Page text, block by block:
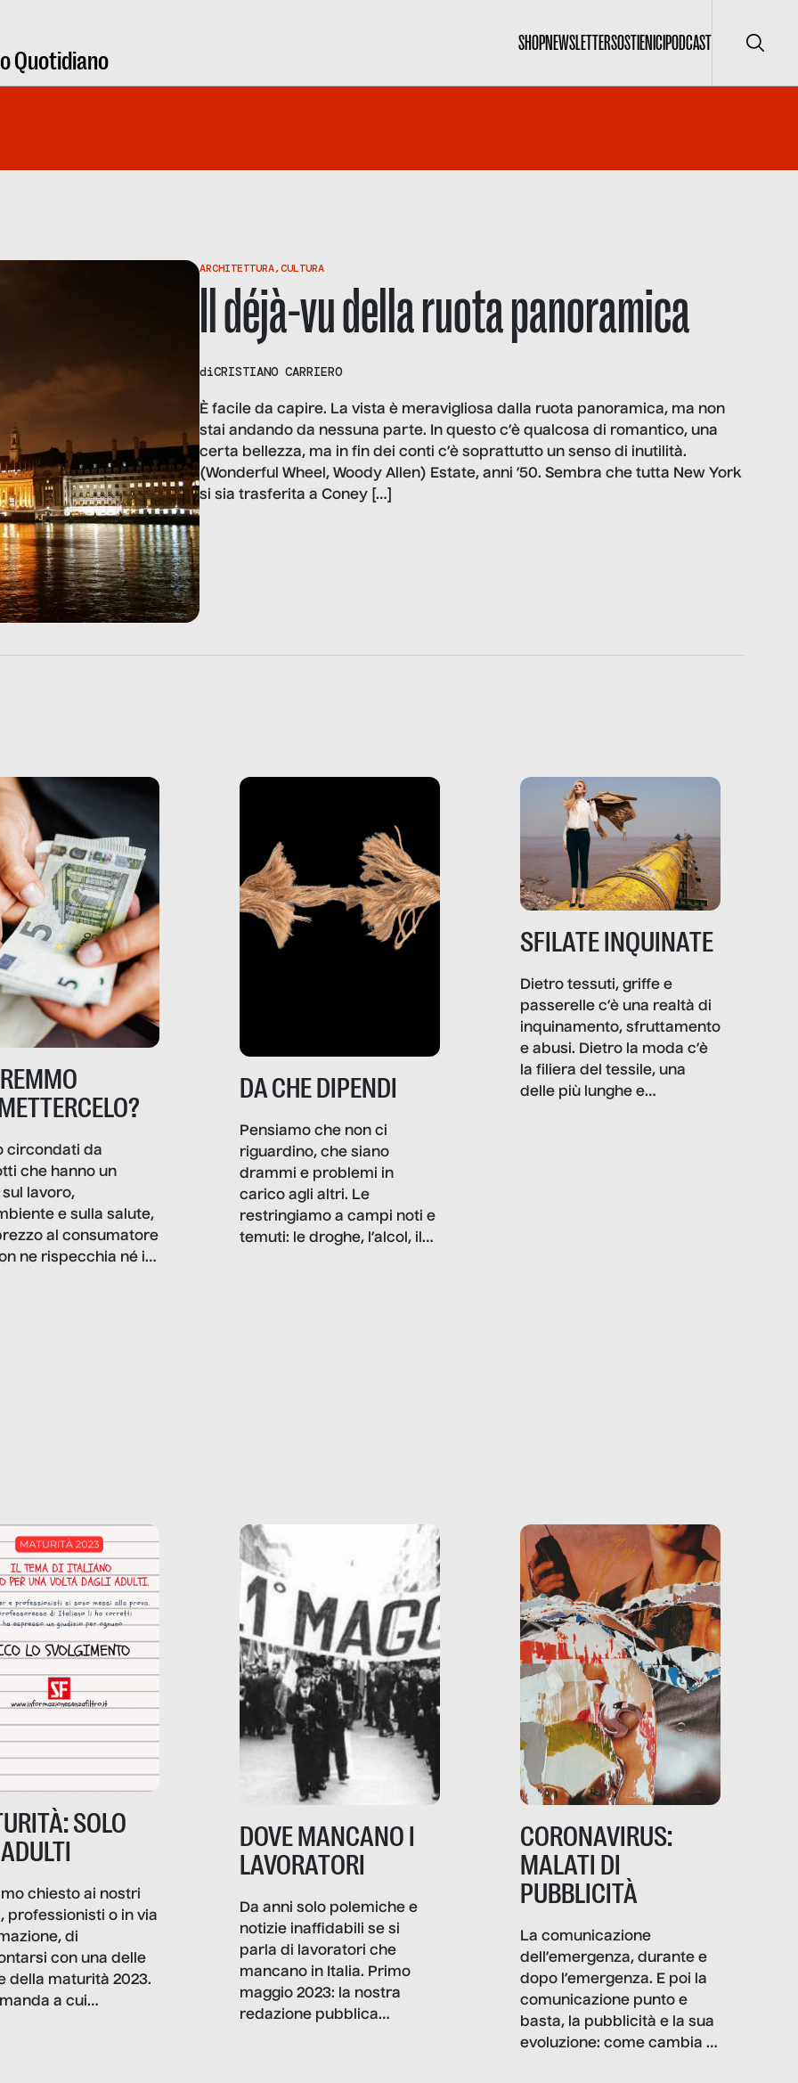
Quotidiano
SHOPNEWSLETTERSOSTIENICIPODCAST Cerca
ARCHITETTURA,CULTURA
Il déjà-vu della ruota panoramica
diCRISTIANO CARRIERO
È facile da capire. La vista è meravigliosa dalla ruota panoramica, ma non
stai andando da nessuna parte. In questo c’è qualcosa di romantico, una
certa bellezza, ma in fin dei conti c’è soprattutto un senso di inutilità.
(Wonderful Wheel, Woody Allen) Estate, anni ’50. Sembra che tutta New York
si sia trasferita a Coney […]
circondati da
che hanno un
lavoro,
e sulla salute,
al consumatore
ne rispecchia né il
la nostra vita
DA CHE DIPENDI
Pensiamo che non ci
riguardino, che siano
drammi e problemi in
carico agli altri. Le
restringiamo a campi noti e
temuti: le droghe, l’alcol, il
come.
SFILATE INQUINATE
Dietro tessuti, griffe e
passerelle c’è una realtà di
inquinamento, sfruttamento
e abusi. Dietro la moda c’è
la filiera del tessile, una
delle più lunghe e
SOLO
chiesto ai nostri
professionisti o in via
di
con una delle
della maturità 2023.
a cui
DOVE MANCANO I
LAVORATORI
Da anni solo polemiche e
notizie inaffidabili se si
parla di lavoratori che
mancano in Italia. Primo
maggio 2023: la nostra
redazione pubblica
CORONAVIRUS:
MALATI DI
PUBBLICITÀ
La comunicazione
dell’emergenza, durante e
dopo l’emergenza. E poi la
comunicazione punto e
basta, la pubblicità e la sua
evoluzione: come cambia il